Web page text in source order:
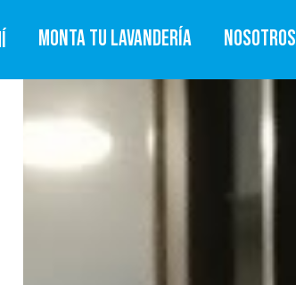
MONTA TU LAVANDERÍA NOSOTROS